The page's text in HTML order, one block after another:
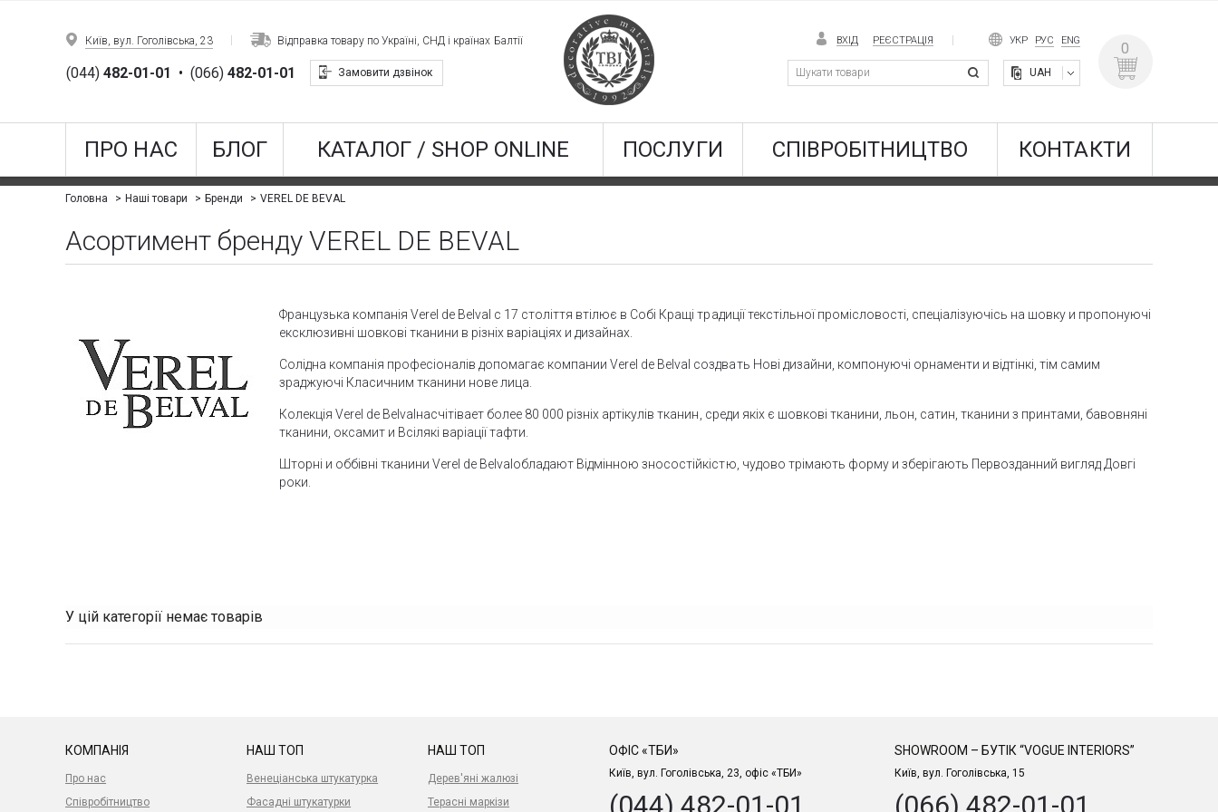
Київ, вул. Гоголівська, 23 Відправка товару по Україні, СНД і країнах Балтії
(044)482-01-01 • (066)482-01-01 Замовити дзвінок
ВХІД РЕЄСТРАЦІЯ УКР РУС ENG
UAH
0
ПРО НАС БЛОГ КАТАЛОГ / SHOP ONLINE ПОСЛУГИ СПІВРОБІТНИЦТВО КОНТАКТИ
Головна Наші товари Бренди VEREL DE BEVAL
Асортимент бренду VEREL DE BEVAL
Французька компанія Verel de Belval c 17 століття втілює в Собі Кращі традиції текстільної промісловості, спеціалізуючісь на шовку и пропонуючі
ексклюзивні шовкові тканини в різніх варіаціях и дизайнах.
Солідна компанія професіоналів допомагає компании Verel de Belval создвать Нові дизайни, компонуючі орнаменти и відтінкі, тім самим
зраджуючі Класичним тканини нове лица.
Колекція Verel de Belvalнасчітівает более 80 000 різніх артікулів тканин, среди якіх є шовкові тканини, льон, сатин, тканини з принтами, бавовняні
тканини, оксамит и Всілякі варіації тафти.
Шторні и оббівні тканини Verel de Belvalобладают Відмінною зносостійкістю, чудово трімають форму и зберігають Первозданний вигляд Довгі
роки.
У цій категорії немає товарів
КОМПАНІЯ
Про нас
Співробітництво
НАШ ТОП
Венеціанська штукатурка
Фасадні штукатурки
НАШ ТОП
Дерев'яні жалюзі
Терасні маркізи
ОФІС «ТБИ»
Київ, вул. Гоголівська, 23, офіс «ТБИ»
(044) 482-01-01
SHOWROOM – БУТІК “VOGUE INTERIORS”
Київ, вул. Гоголівська, 15
(066) 482-01-01